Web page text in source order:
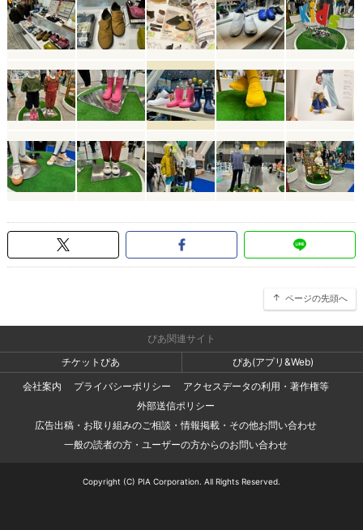
ページの先頭へ
ぴあ関連サイト
チケットぴあ
ぴあ(アプリ&Web)
会社案内
プライバシーポリシー
アクセスデータの利用・著作権等
外部送信ポリシー
広告出稿・お取り組みのご相談・情報掲載・その他お問い合わせ
一般の読者の方・ユーザーの方からのお問い合わせ
Copyright (C) PIA Corporation. All Rights Reserved.